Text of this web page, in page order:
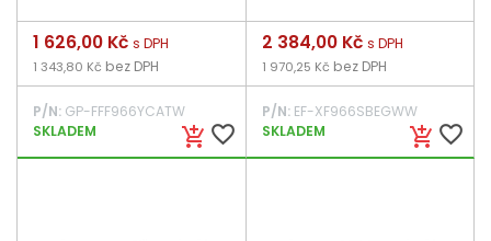
add_shopping_cart favorite_border
Cena
1 626,00 Kč s DPH
1 343,80 Kč bez DPH
P/N: GP-FFF966YCATW
SKLADEM
add_shopping_cart favorite_border
Cena
2 384,00 Kč s DPH
1 970,25 Kč bez DPH
P/N:EF-XF966SBEGWW
SKLADEM